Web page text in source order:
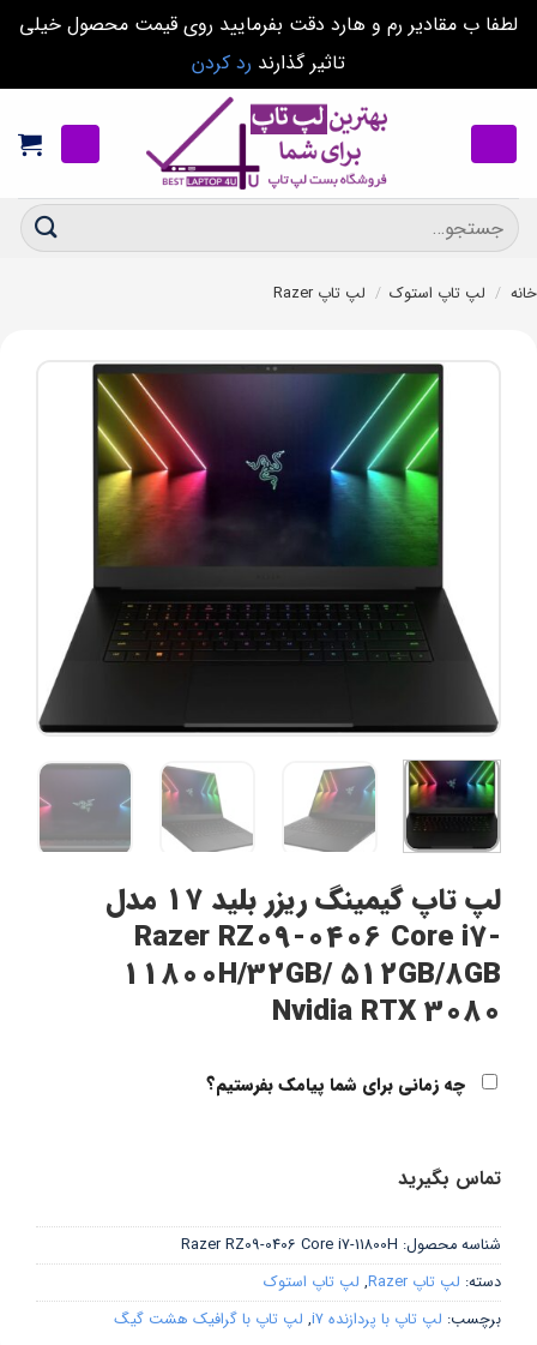
لطفا ب مقادیر رم و هارد دقت بفرمایید روی قیمت محصول خیلی
تاثیر گذارند رد کردن
content
جستجو
برای:
خانه / لپ تاپ استوک / لپ تاپ Razer
لپ تاپ گیمینگ ریزر بلید 17 مدل
Razer RZ09-0406 Core i7-
11800H/32GB/ 512GB/8GB
Nvidia RTX 3080
چه زمانی برای شما پیامک بفرستیم؟
تماس بگیرید
شناسه محصول: Razer RZ09-0406 Core i7-11800H
دسته: لپ تاپ Razer , لپ تاپ استوک
برچسب: لپ تاپ با پردازنده i7 , لپ تاپ با گرافیک هشت گیگ